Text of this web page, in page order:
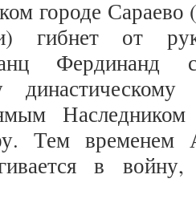
городе
гибнет от
Фердинанд
Тем временем
в